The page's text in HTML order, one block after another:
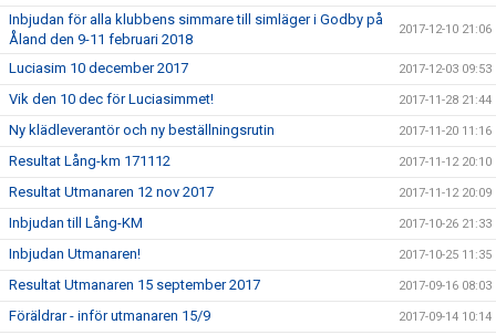
Inbjudan för alla klubbens simmare till simläger i Godby på
Åland den 9-11 februari 2018
2017-12-10 21:06
Luciasim 10 december 2017 2017-12-03 09:53
Vik den 10 dec för Luciasimmet! 2017-11-28 21:44
Ny klädleverantör och ny beställningsrutin 2017-11-20 11:16
Resultat Lång-km 171112 2017-11-12 20:10
Resultat Utmanaren 12 nov 2017 2017-11-12 20:09
Inbjudan till Lång-KM 2017-10-26 21:33
Inbjudan Utmanaren! 2017-10-25 11:35
Resultat Utmanaren 15 september 2017 2017-09-16 08:03
Föräldrar - inför utmanaren 15/9 2017-09-14 10:14